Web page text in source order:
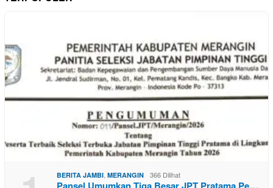
BERITA JAMBI MERANGIN 366 Dilihat